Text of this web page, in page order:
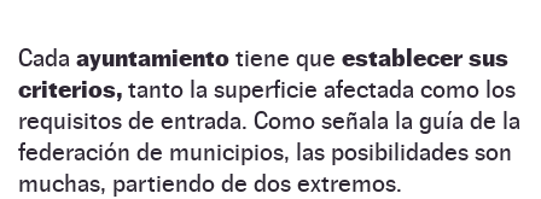
Cada ayuntamiento tiene que establecer sus
criterios, tanto la superficie afectada como los
requisitos de entrada. Como señala la guía de la
federación de municipios, las posibilidades son
muchas, partiendo de dos extremos.